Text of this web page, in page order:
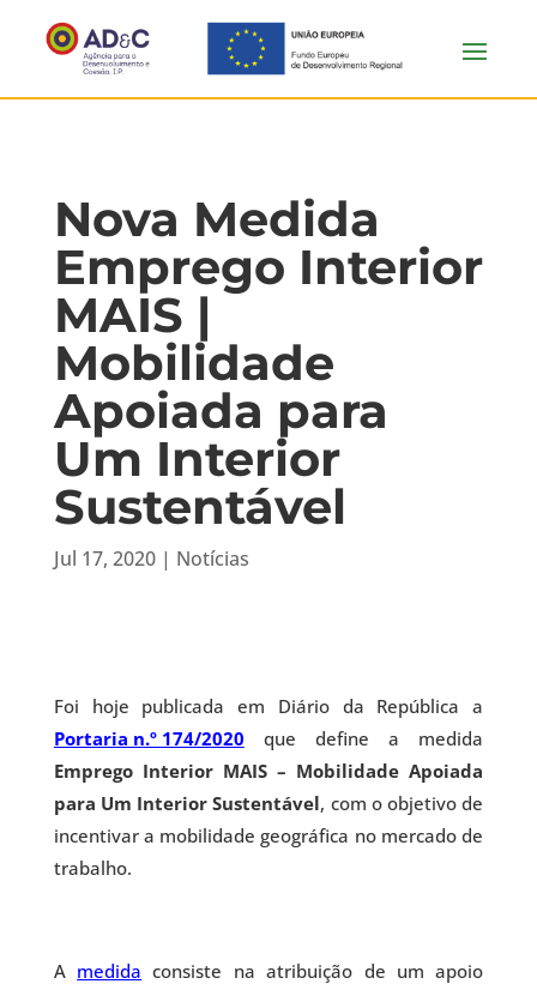
Nova Medida
Emprego Interior
MAIS |
Mobilidade
Apoiada para
Um Interior
Sustentável
Jul 17, 2020| Notícias
Foi hoje publicada em Diário da República a
Portaria n.º 174/2020 que define a medida
Emprego Interior MAIS – Mobilidade Apoiada
para Um Interior Sustentável, com o objetivo de
incentivar a mobilidade geográfica no mercado de
trabalho.
A medida consiste na atribuição de um apoio